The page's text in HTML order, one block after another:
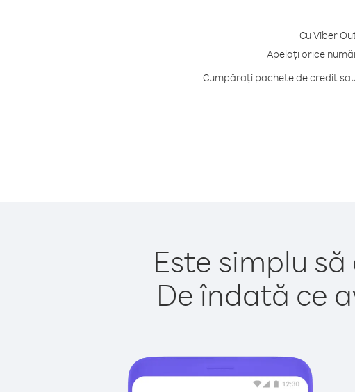
Cu Viber
Apelați orice
Cumpărați pachete de credit
Este simplu
De îndată ce